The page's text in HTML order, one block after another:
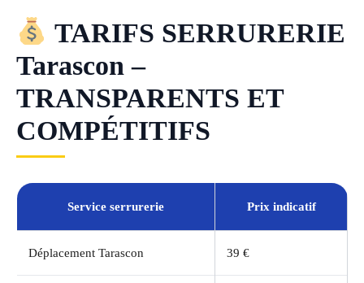
TARIFS SERRURERIE
Tarascon –
TRANSPARENTS ET
COMPÉTITIFS
Service serrurerie Prix indicatif
Déplacement Tarascon 39 €